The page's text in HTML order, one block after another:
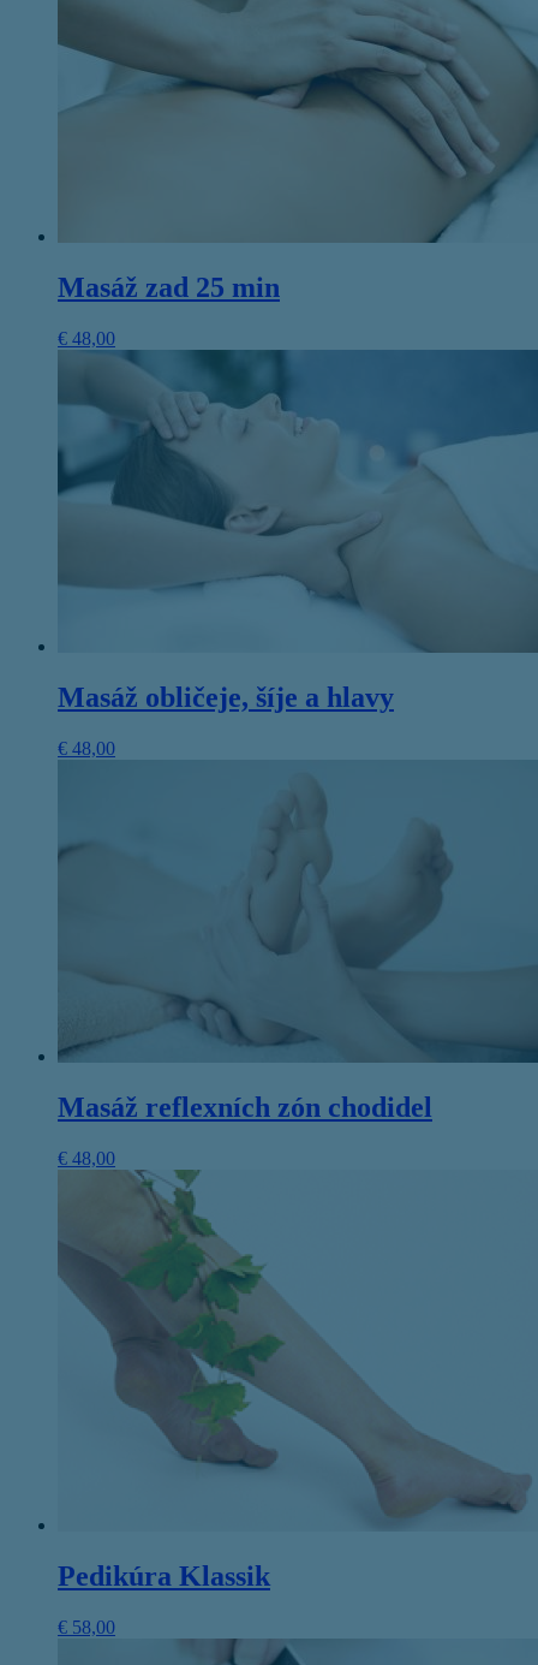
Masáž zad 25 min
€ 48,00
Masáž obličeje, šíje a hlavy
€ 48,00
Masáž reflexních zón chodidel
€ 48,00
Pedikúra Klassik
€ 58,00